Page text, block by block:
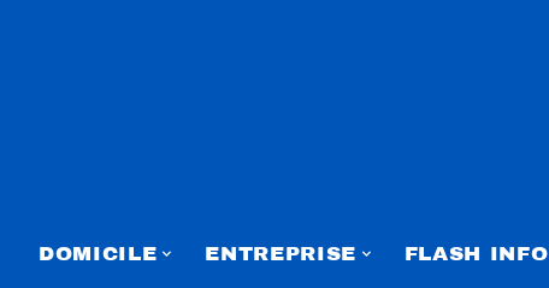
DOMICILE ENTREPRISE FLASH INFO